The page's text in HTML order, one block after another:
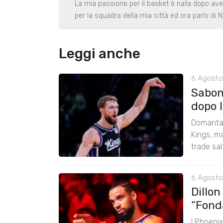
La mia passione per il basket è nata dopo
per la squadra della mia città ed ora parlo di
Leggi anche
6
dopo
Kings,
trade
6